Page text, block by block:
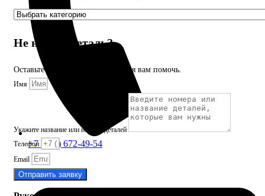
+7 (913) 672-49-54
Не нашли деталь?
Оставьте заявку и мы постараемся вам помочь.
Имя
Укажите название или номера деталей
Телефон
Email
Отправить заявку